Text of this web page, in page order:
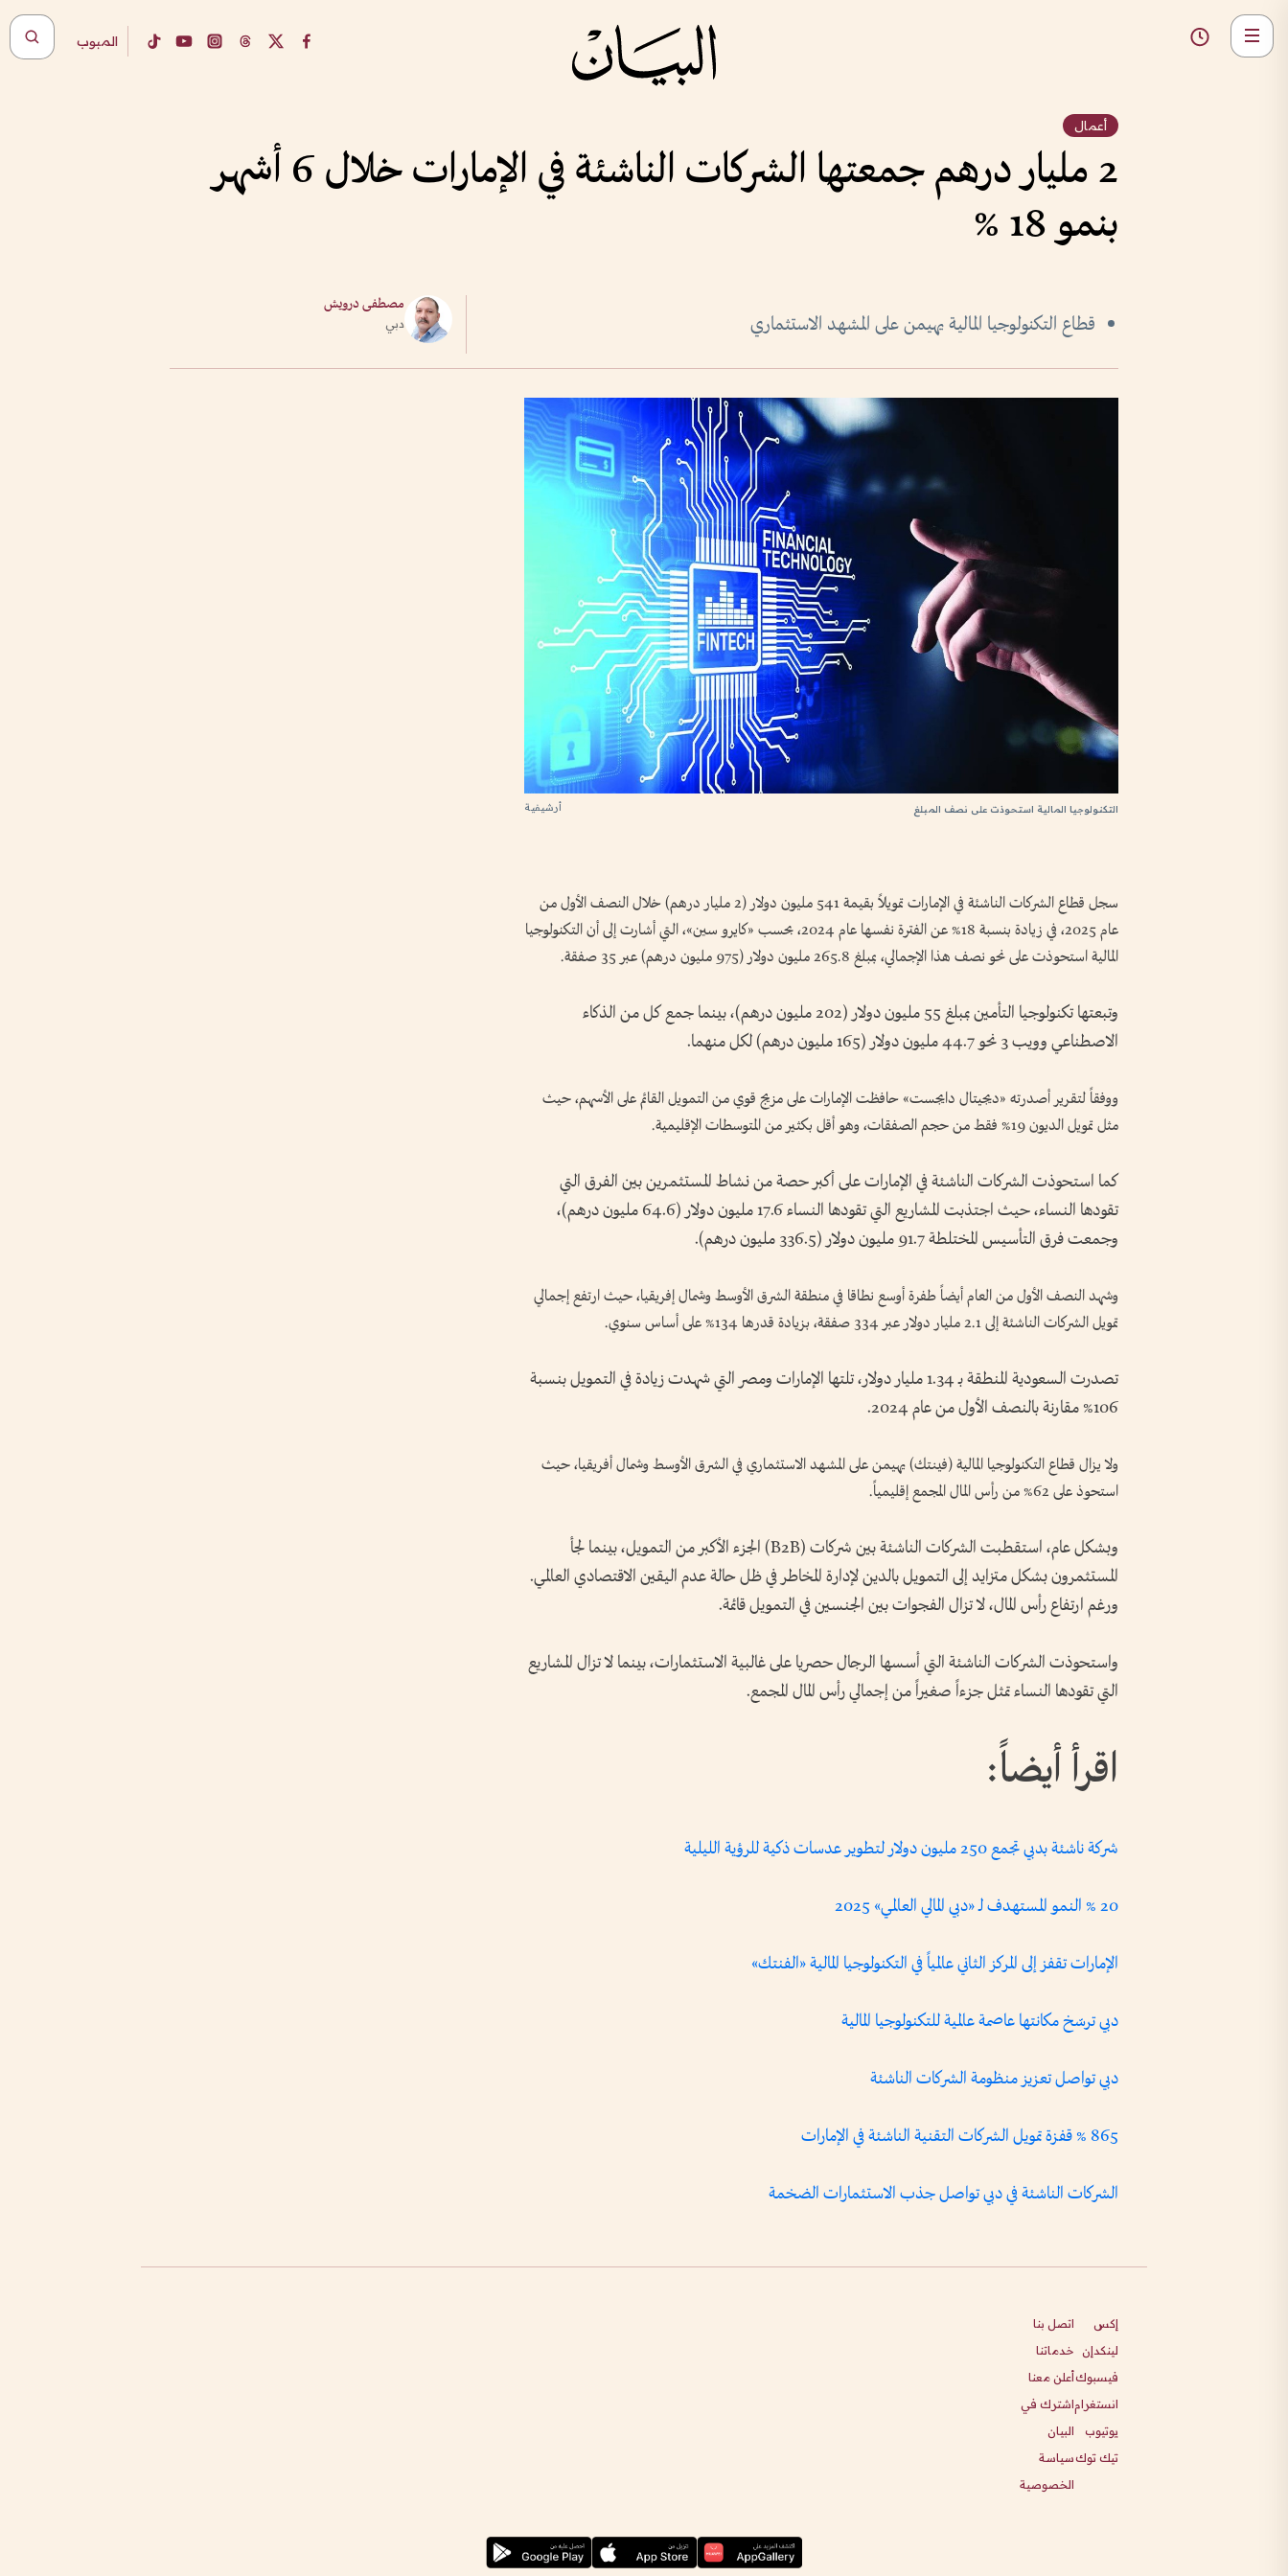
المبوب
أعمال
2 مليار درهم جمعتها الشركات الناشئة في الإمارات خلال 6 أشهر
بنمو 18 %
قطاع التكنولوجيا المالية يهيمن على المشهد الاستثماري
مصطفى درويش
دبي
أرشيفية التكنولوجيا المالية استحوذت على نصف المبلغ
سجل قطاع الشركات الناشئة في الإمارات تمويلاً بقيمة 541 مليون دولار (2 مليار درهم) خلال النصف الأول من
عام 2025، في زيادة بنسبة 18% عن الفترة نفسها عام 2024، بحسب «كايرو سين»، التي أشارت إلى أن التكنولوجيا
المالية استحوذت على نحو نصف هذا الإجمالي، بمبلغ 265.8 مليون دولار (975 مليون درهم) عبر 35 صفقة.
وتبعتها تكنولوجيا التأمين بمبلغ 55 مليون دولار (202 مليون درهم)، بينما جمع كل من الذكاء
الاصطناعي وويب 3 نحو 44.7 مليون دولار (165 مليون درهم) لكل منهما.
ووفقاً لتقرير أصدرته «ديجيتال دايجست» حافظت الإمارات على مزيج قوي من التمويل القائم على الأسهم، حيث
مثل تمويل الديون 19% فقط من حجم الصفقات، وهو أقل بكثير من المتوسطات الإقليمية.
كما استحوذت الشركات الناشئة في الإمارات على أكبر حصة من نشاط المستثمرين بين الفرق التي
تقودها النساء، حيث اجتذبت المشاريع التي تقودها النساء 17.6 مليون دولار (64.6 مليون درهم)،
وجمعت فرق التأسيس المختلطة 91.7 مليون دولار (336.5 مليون درهم).
وشهد النصف الأول من العام أيضاً طفرة أوسع نطاقا في منطقة الشرق الأوسط وشمال إفريقيا، حيث ارتفع إجمالي
تمويل الشركات الناشئة إلى 2.1 مليار دولار عبر 334 صفقة، بزيادة قدرها 134% على أساس سنوي.
تصدرت السعودية المنطقة بـ 1.34 مليار دولار، تلتها الإمارات ومصر التي شهدت زيادة في التمويل بنسبة
106% مقارنة بالنصف الأول من عام 2024.
ولا يزال قطاع التكنولوجيا المالية (فينتك) يهيمن على المشهد الاستثماري في الشرق الأوسط وشمال أفريقيا، حيث
استحوذ على 62% من رأس المال المجمع إقليمياً.
وبشكل عام، استقطبت الشركات الناشئة بين شركات (B2B) الجزء الأكبر من التمويل، بينما لجأ
المستثمرون بشكل متزايد إلى التمويل بالدين لإدارة المخاطر في ظل حالة عدم اليقين الاقتصادي العالمي.
ورغم ارتفاع رأس المال، لا تزال الفجوات بين الجنسين في التمويل قائمة.
واستحوذت الشركات الناشئة التي أسسها الرجال حصريا على غالبية الاستثمارات، بينما لا تزال المشاريع
التي تقودها النساء تمثل جزءاً صغيراً من إجمالي رأس المال المجمع.
اقرأ أيضاً:
شركة ناشئة بدبي تجمع 250 مليون دولار لتطوير عدسات ذكية للرؤية الليلية
20 % النمو المستهدف لـ «دبي المالي العالمي» 2025
الإمارات تقفز إلى المركز الثاني عالمياً في التكنولوجيا المالية «الفنتك»
دبي ترسّخ مكانتها عاصمة عالمية للتكنولوجيا المالية
دبي تواصل تعزيز منظومة الشركات الناشئة
865 % قفزة تمويل الشركات التقنية الناشئة في الإمارات
الشركات الناشئة في دبي تواصل جذب الاستثمارات الضخمة
إكس
لينكدإن
فيسبوك
انستغرام
يوتيوب
تيك توك
اتصل بنا
خدماتنا
أعلن معنا
اشترك في
البيان
سياسة
الخصوصية